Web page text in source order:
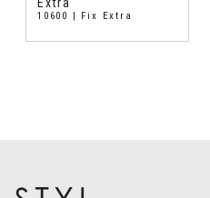
10600 | Fix Extra